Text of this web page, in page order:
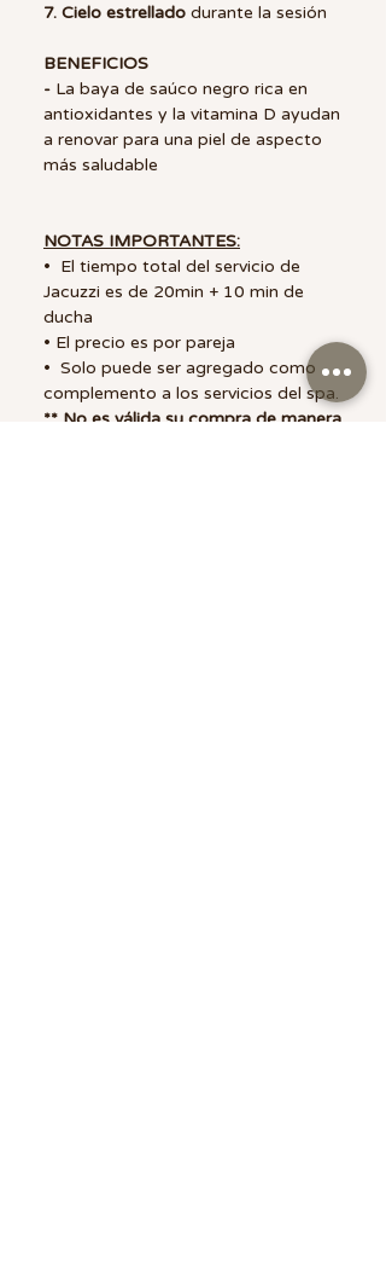
7. Cielo estrellado durante la sesión
BENEFICIOS
- La baya de saúco negro rica en
antioxidantes y la vitamina D ayudan
a renovar para una piel de aspecto
más saludable
NOTAS IMPORTANTES:
• El tiempo total del servicio de
Jacuzzi es de 20min + 10 min de
ducha
• El precio es por pareja
• Solo puede ser agregado como
complemento a los servicios del spa.
** No es válida su compra de manera